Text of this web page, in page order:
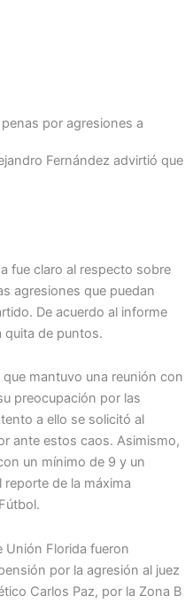
por agresiones a
Fernández advirtió que
fue claro al respecto sobre
agresiones que puedan
De acuerdo al informe
quita de puntos.
que mantuvo una reunión con
preocupación por las
a ello se solicitó al
ante estos caos. Asimismo,
un mínimo de 9 y un
de la máxima
Unión Florida fueron
por la agresión al juez
Carlos Paz, por la Zona B